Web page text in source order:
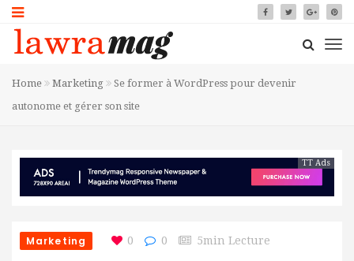
Home Marketing
Se former à WordPress pour devenir
autonome et gérer son site
TT Ads
Marketing 0 0 5min Lecture